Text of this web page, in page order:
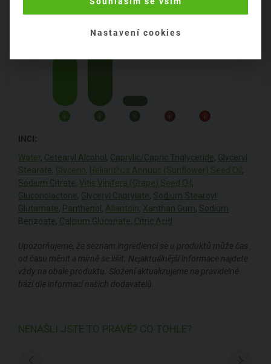
INCI:
Water, Cetearyl Alcohol , Caprylic/Capric Triglyceride, Glyceryl
Stearate, Glycerin, Helianthus Annuus (Sunflower) Seed Oil ,
Sodium Citrate, Vitis Vinifera (Grape) Seed Oil ,
Gluconolactone, Glyceryl Caprylate, Sodium Stearoyl
Glutamate, Panthenol , Allantoin, Xanthan Gum, Sodium
Benzoate, Calcium Gluconate, Citric Acid
Upozorňujeme, že seznam ingrediencí se u produktů může čas
od času měnit a mírně se lišit. Nejaktuálnější informace najdete
vždy na obale produktu. Složení aktualizujeme na pravidelné
bázi dle informací našich dodavatelů.
NENAŠLI JSTE TO PRAVÉ? CO TOHLE?
Nastavení cookies